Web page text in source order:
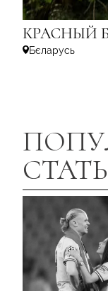
КРАСНЫЙ
Бєларусь